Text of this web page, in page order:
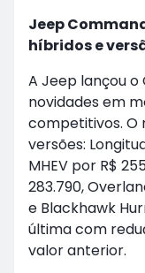
Jeep
híbridos e
A Jeep lançou
novidades em
competitivos. O
versões:
MHEV por R$
283.790,
e Blackhawk
última com
valor anterior.